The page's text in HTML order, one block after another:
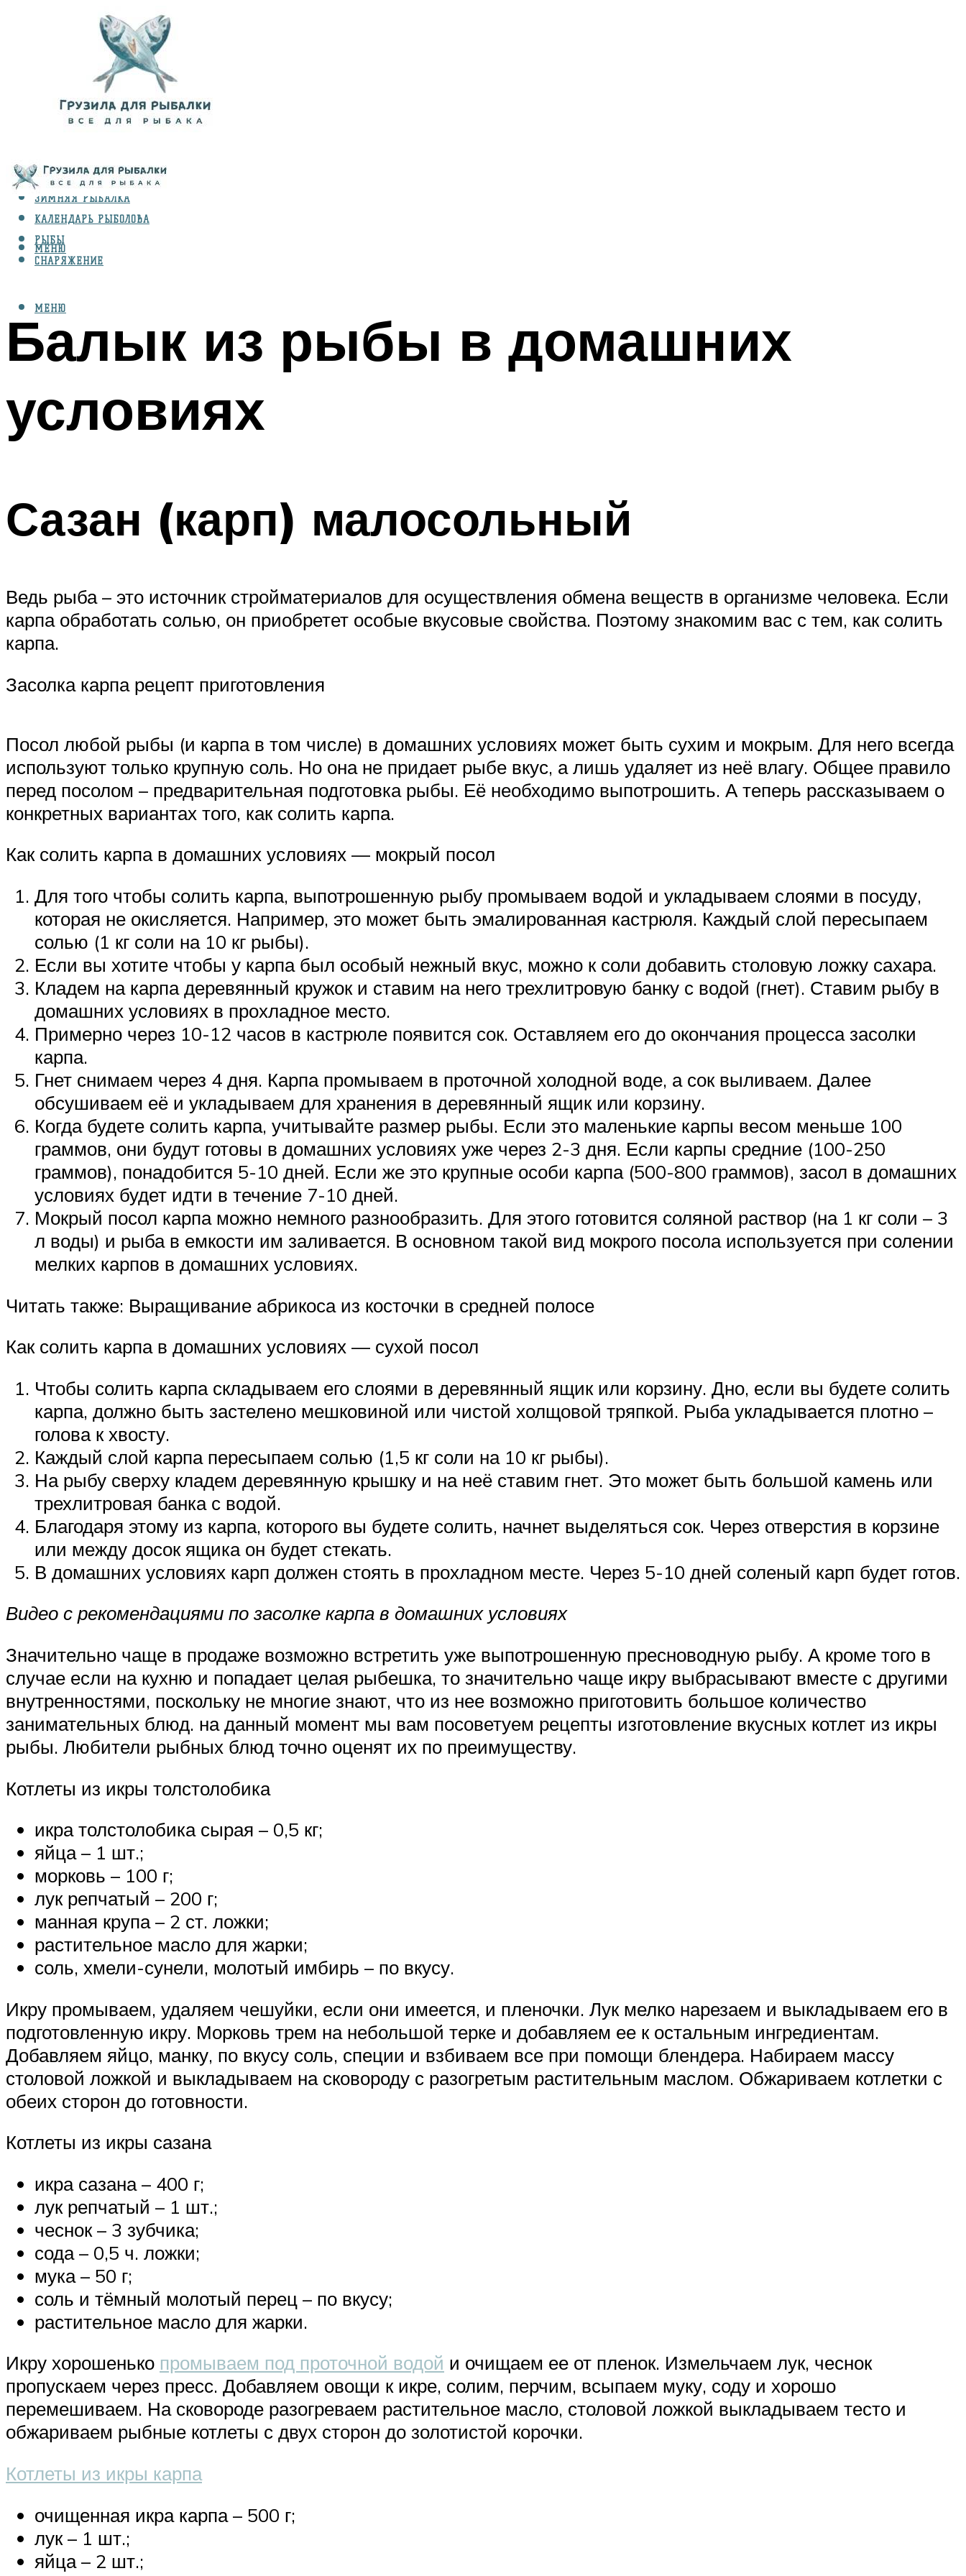
ВИДЫ ЛОВЛИ
ЗИМНЯЯ РЫБАЛКА
КАЛЕНДАРЬ РЫБОЛОВА
РЫБЫ
СНАРЯЖЕНИЕ
МЕНЮ
МЕНЮ
Балык из рыбы в домашних
условиях
Сазан (карп) малосольный
Ведь рыба – это источник стройматериалов для осуществления обмена веществ в организме человека. Если
карпа обработать солью, он приобретет особые вкусовые свойства. Поэтому знакомим вас с тем, как солить
карпа.
Засолка карпа рецепт приготовления
Посол любой рыбы (и карпа в том числе) в домашних условиях может быть сухим и мокрым. Для него всегда
используют только крупную соль. Но она не придает рыбе вкус, а лишь удаляет из неё влагу. Общее правило
перед посолом – предварительная подготовка рыбы. Её необходимо выпотрошить. А теперь рассказываем о
конкретных вариантах того, как солить карпа.
Как солить карпа в домашних условиях — мокрый посол
Для того чтобы солить карпа, выпотрошенную рыбу промываем водой и укладываем слоями в посуду,
которая не окисляется. Например, это может быть эмалированная кастрюля. Каждый слой пересыпаем
солью (1 кг соли на 10 кг рыбы).
Если вы хотите чтобы у карпа был особый нежный вкус, можно к соли добавить столовую ложку сахара.
Кладем на карпа деревянный кружок и ставим на него трехлитровую банку с водой (гнет). Ставим рыбу в
домашних условиях в прохладное место.
Примерно через 10-12 часов в кастрюле появится сок. Оставляем его до окончания процесса засолки
карпа.
Гнет снимаем через 4 дня. Карпа промываем в проточной холодной воде, а сок выливаем. Далее
обсушиваем её и укладываем для хранения в деревянный ящик или корзину.
Когда будете солить карпа, учитывайте размер рыбы. Если это маленькие карпы весом меньше 100
граммов, они будут готовы в домашних условиях уже через 2-3 дня. Если карпы средние (100-250
граммов), понадобится 5-10 дней. Если же это крупные особи карпа (500-800 граммов), засол в домашних
условиях будет идти в течение 7-10 дней.
Мокрый посол карпа можно немного разнообразить. Для этого готовится соляной раствор (на 1 кг соли – 3
л воды) и рыба в емкости им заливается. В основном такой вид мокрого посола используется при солении
мелких карпов в домашних условиях.
Читать также: Выращивание абрикоса из косточки в средней полосе
Как солить карпа в домашних условиях — сухой посол
Чтобы солить карпа складываем его слоями в деревянный ящик или корзину. Дно, если вы будете солить
карпа, должно быть застелено мешковиной или чистой холщовой тряпкой. Рыба укладывается плотно –
голова к хвосту.
Каждый слой карпа пересыпаем солью (1,5 кг соли на 10 кг рыбы).
На рыбу сверху кладем деревянную крышку и на неё ставим гнет. Это может быть большой камень или
трехлитровая банка с водой.
Благодаря этому из карпа, которого вы будете солить, начнет выделяться сок. Через отверстия в корзине
или между досок ящика он будет стекать.
В домашних условиях карп должен стоять в прохладном месте. Через 5-10 дней соленый карп будет готов.
Видео с рекомендациями по засолке карпа в домашних условиях
Значительно чаще в продаже возможно встретить уже выпотрошенную пресноводную рыбу. А кроме того в
случае если на кухню и попадает целая рыбешка, то значительно чаще икру выбрасывают вместе с другими
внутренностями, поскольку не многие знают, что из нее возможно приготовить большое количество
занимательных блюд. на данный момент мы вам посоветуем рецепты изготовление вкусных котлет из икры
рыбы. Любители рыбных блюд точно оценят их по преимуществу.
Котлеты из икры толстолобика
икра толстолобика сырая – 0,5 кг;
яйца – 1 шт.;
морковь – 100 г;
лук репчатый – 200 г;
манная крупа – 2 ст. ложки;
растительное масло для жарки;
соль, хмели-сунели, молотый имбирь – по вкусу.
Икру промываем, удаляем чешуйки, если они имеется, и пленочки. Лук мелко нарезаем и выкладываем его в
подготовленную икру. Морковь трем на небольшой терке и добавляем ее к остальным ингредиентам.
Добавляем яйцо, манку, по вкусу соль, специи и взбиваем все при помощи блендера. Набираем массу
столовой ложкой и выкладываем на сковороду с разогретым растительным маслом. Обжариваем котлетки с
обеих сторон до готовности.
Котлеты из икры сазана
икра сазана – 400 г;
лук репчатый – 1 шт.;
чеснок – 3 зубчика;
сода – 0,5 ч. ложки;
мука – 50 г;
соль и тёмный молотый перец – по вкусу;
растительное масло для жарки.
Икру хорошенько промываем под проточной водой и очищаем ее от пленок. Измельчаем лук, чеснок
пропускаем через пресс. Добавляем овощи к икре, солим, перчим, всыпаем муку, соду и хорошо
перемешиваем. На сковороде разогреваем растительное масло, столовой ложкой выкладываем тесто и
обжариваем рыбные котлеты с двух сторон до золотистой корочки.
Котлеты из икры карпа
очищенная икра карпа – 500 г;
лук – 1 шт.;
яйца – 2 шт.;